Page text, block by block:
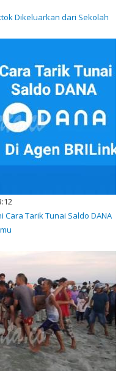
Dikeluarkan dari Sekolah
Cara Tarik Tunai Saldo DANA